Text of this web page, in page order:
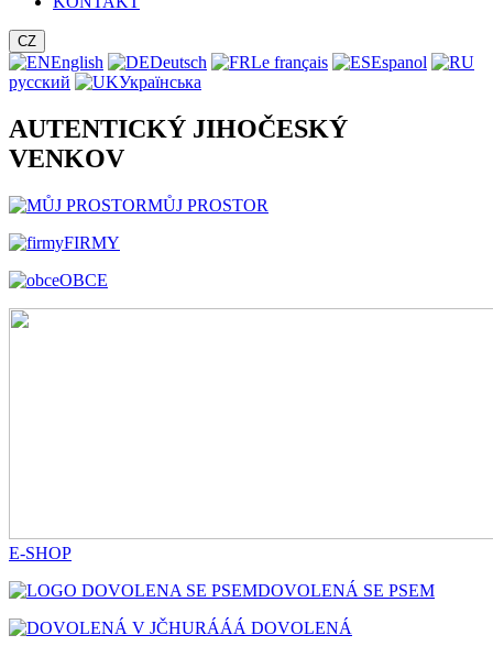
CZ
English Deutsch Le français
Espanol
русский
Українська
AUTENTICKÝ JIHOČESKÝ
VENKOV
MŮJ PROSTOR
FIRMY
OBCE
E-SHOP
DOVOLENÁ SE PSEM
HURÁÁÁ DOVOLENÁ